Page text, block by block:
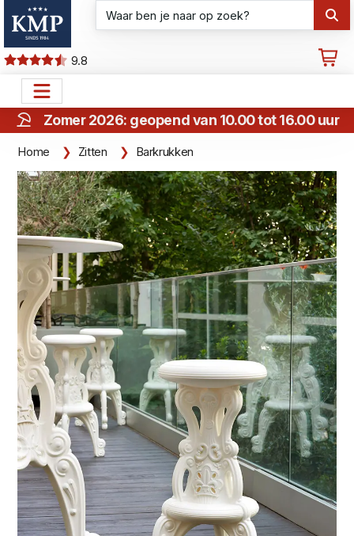
9.8
Zomer 2026: geopend van 10.00 tot 16.00 uur
Home Zitten Barkrukken